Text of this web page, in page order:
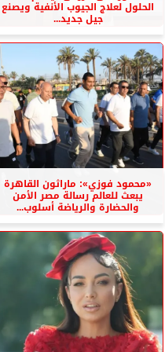
الحلول لعلاج الجيوب الأنفية ويصنع
جيل جديد...
«محمود فوزي»: ماراثون القاهرة
يبعث للعالم رسالة مصر الأمن
والحضارة والرياضة أسلوب...